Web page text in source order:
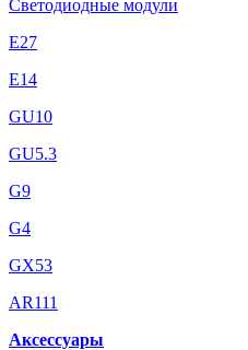
Светодиодные модули
E27
E14
GU10
GU5.3
G9
G4
GX53
AR111
Аксессуары